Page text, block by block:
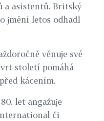
a asistentů. Britský
jmění letos odhadl
věnuje své
století pomáhá
kácením.
let angažuje
či